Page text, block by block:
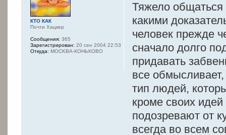
Тяжело
какими
человек прежде
сначало долго
придавать
все
тип людей,
кроме своих
подозревают от
всегда во всем
КТО КАК
Почти Хацкер
Сообщения: 365
Зарегистрирован: 20 сен 2004 22:53
Откуда: MOCKBA-КОНЬКОВО